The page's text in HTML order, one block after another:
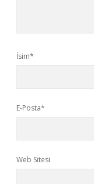
İsim*
E-Posta*
Web Sitesi